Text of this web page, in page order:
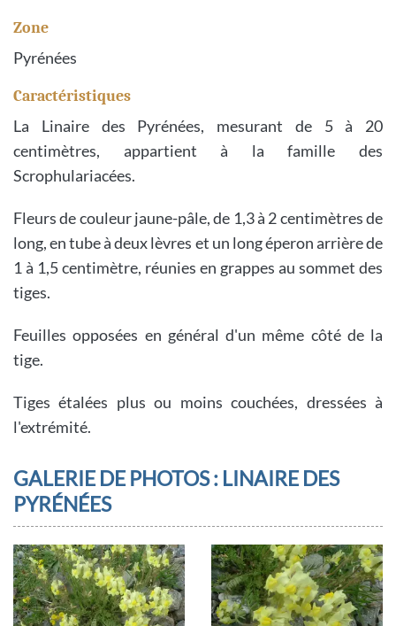
Zone
Pyrénées
Caractéristiques
La Linaire des Pyrénées, mesurant de 5 à 20
centimètres, appartient à la famille des
Scrophulariacées.
Fleurs de couleur jaune-pâle, de 1,3 à 2 centimètres de
long, en tube à deux lèvres et un long éperon arrière de
1 à 1,5 centimètre, réunies en grappes au sommet des
tiges.
Feuilles opposées en général d'un même côté de la
tige.
Tiges étalées plus ou moins couchées, dressées à
l'extrémité.
GALERIE DE PHOTOS : LINAIRE DES
PYRÉNÉES